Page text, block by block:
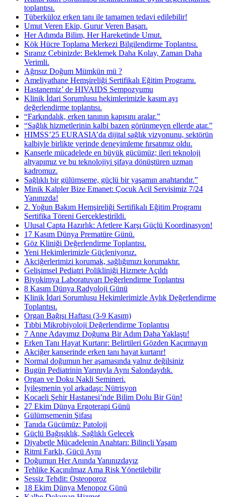
toplantısı.
Tüberküloz erken tanı ile tamamen tedavi edilebilir!
Umut Veren Ekip, Gurur Veren Başarı.
Her Adımda Bilim, Her Hareketinde Umut.
Kök Hücre Toplama Merkezi Bilgilendirme Toplantısı.
Sıranız Cebinizde: Beklemek Daha Kolay, Zaman Daha
Verimli.
Ağrısız Doğum Mümkün mü ?
Ameliyathane Hemşireliği Sertifikalı Eğitim Programı.
Hastanemiz’ de HIVAIDS Sempozyumu
Klinik İdari Sorumlusu hekimlerimizle kasım ayı
değerlendirme toplantısı.
“Farkındalık, erken tanının kapısını aralar.”
“Sağlık hizmetlerinin kalbi bazen görünmeyen ellerde atar.”
HIMSS’25 EURASIA’da dijital sağlık vizyonunu, sektörün
kalbiyle birlikte yerinde deneyimleme fırsatımız oldu.
Kanserle mücadelede en büyük gücümüz; ileri teknoloji
altyapımız ve bu teknolojiyi şifaya dönüştüren uzman
kadromuz.
Sağlıklı bir gülümseme, güçlü bir yaşamın anahtarıdır.”
Minik Kalpler Bize Emanet: Çocuk Acil Servisimiz 7/24
Yanınızda!
2. Yoğun Bakım Hemşireliği Sertifikalı Eğitim Programı
Sertifika Töreni Gerçekleştirildi.
Ulusal Çapta Hazırlık: Afetlere Karşı Güçlü Koordinasyon!
17 Kasım Dünya Prematüre Günü.
Göz Kliniği Değerlendirme Toplantısı.
Yeni Hekimlerimizle Güçleniyoruz.
Akciğerlerimizi korumak, sağlığımızı korumaktır.
Gelişimsel Pediatri Polikliniği Hizmete Açıldı
Biyokimya Laboratuvarı Değerlendirme Toplantısı
8 Kasım Dünya Radyoloji Günü
Klinik İdari Sorumlusu Hekimlerimizle Aylık Değerlendirme
Toplantısı.
Organ Bağışı Haftası (3-9 Kasım)
Tıbbi Mikrobiyoloji Değerlendirme Toplantısı
7 Anne Adayımız Doğuma Bir Adım Daha Yaklaştı!
Erken Tanı Hayat Kurtarır: Belirtileri Gözden Kaçırmayın
Akciğer kanserinde erken tanı hayat kurtarır!
Normal doğumun her aşamasında yalnız değilsiniz
Bugün Pediatrinin Yarınıyla Aynı Salondaydık.
Organ ve Doku Nakli Semineri.
İyileşmenin yol arkadaşı: Nütrisyon
Kocaeli Şehir Hastanesi’nde Bilim Dolu Bir Gün!
27 Ekim Dünya Ergoterapi Günü
Gülümsemenin Şifası
Tanıda Gücümüz: Patoloji
Güçlü Bağışıklık, Sağlıklı Gelecek
Diyabetle Mücadelenin Anahtarı: Bilinçli Yaşam
Ritmi Farklı, Gücü Aynı
Doğumun Her Anında Yanınızdayız
Tehlike Kaçınılmaz Ama Risk Yönetilebilir
Sessiz Tehdit: Osteoporoz
18 Ekim Dünya Menopoz Günü